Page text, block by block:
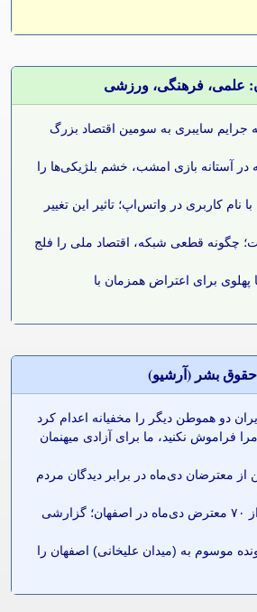
علمی، فرهنگی، ورزشی
جرایم سایبری به سومین اقتصاد بزرگ
در آستانه بازی امشب، خشم بلژیکی‌ها را
نام کاربری در واتس‌اپ؛ تاثیر این تغییر
چگونه قطعی شبکه، اقتصاد ملی را فلج
برای اعتراض همزمان با
حقوق بشر (آرشيو)
دو هموطن دیگر را مخفیانه اعدام کرد
فراموش نکنید، ما برای آزادی میهنمان
از معترضان دی‌ماه در برابر دیدگان مردم
حکم اعدام برای بیش‌از ۷۰ معترض دی‌ماه در اصفهان؛ گزارشی
موسوم به (میدان علیخانی) اصفهان را